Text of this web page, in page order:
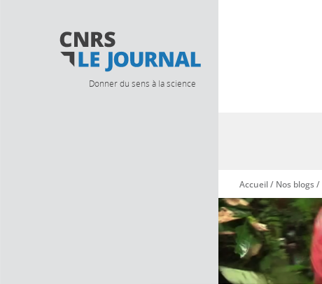
Donner du sens à la science
Vous êtes ici
Accueil/ Nos blogs/